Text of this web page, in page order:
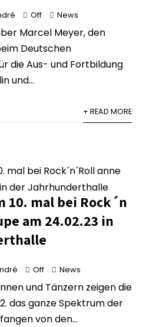
Off News
Marcel Meyer, den
Deutschen
die Aus- und Fortbildung
und...
+ READ MORE
10. mal bei Rock´n
am 24.02.23 in
Off News
und Tänzern zeigen die
das ganze Spektrum der
von den...